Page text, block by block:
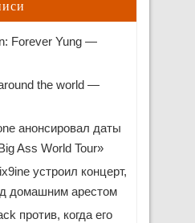
Forever Yung —
the world —
анонсировал даты
Ass World Tour»
устроил концерт,
домашним арестом
против, когда его